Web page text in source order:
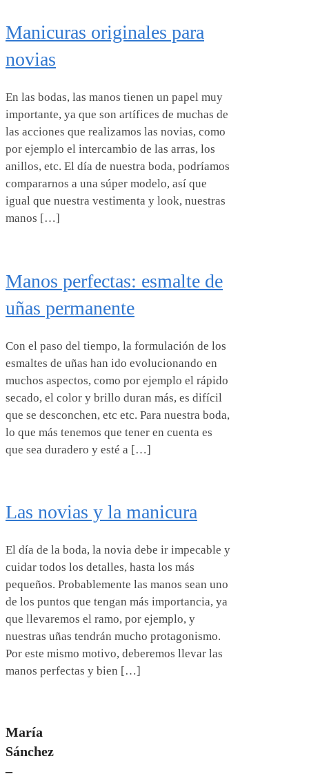
Manicuras originales para
novias
En las bodas, las manos tienen un papel muy
importante, ya que son artífices de muchas de
las acciones que realizamos las novias, como
por ejemplo el intercambio de las arras, los
anillos, etc. El día de nuestra boda, podríamos
compararnos a una súper modelo, así que
igual que nuestra vestimenta y look, nuestras
manos […]
Manos perfectas: esmalte de
uñas permanente
Con el paso del tiempo, la formulación de los
esmaltes de uñas han ido evolucionando en
muchos aspectos, como por ejemplo el rápido
secado, el color y brillo duran más, es difícil
que se desconchen, etc etc. Para nuestra boda,
lo que más tenemos que tener en cuenta es
que sea duradero y esté a […]
Las novias y la manicura
El día de la boda, la novia debe ir impecable y
cuidar todos los detalles, hasta los más
pequeños. Probablemente las manos sean uno
de los puntos que tengan más importancia, ya
que llevaremos el ramo, por ejemplo, y
nuestras uñas tendrán mucho protagonismo.
Por este mismo motivo, deberemos llevar las
manos perfectas y bien […]
María
Sánchez
–